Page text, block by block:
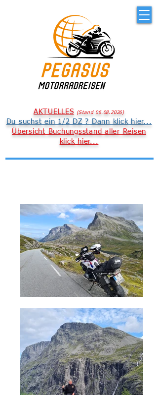
AKTUELLES (Stand 06.08.2026)
Du suchst ein 1/2 DZ ? Dann klick hier...
Übersicht Buchungsstand aller Reisen
klick hier...